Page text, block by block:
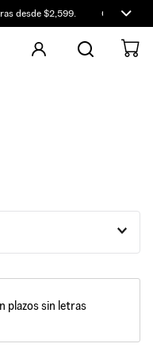
desde $2,599. Compra